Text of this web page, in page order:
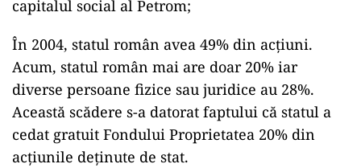
capitalul social al Petrom;
În 2004, statul român avea 49% din acțiuni.
Acum, statul român mai are doar 20% iar
diverse persoane fizice sau juridice au 28%.
Această scădere s-a datorat faptului că statul a
cedat gratuit Fondului Proprietatea 20% din
acțiunile deținute de stat.